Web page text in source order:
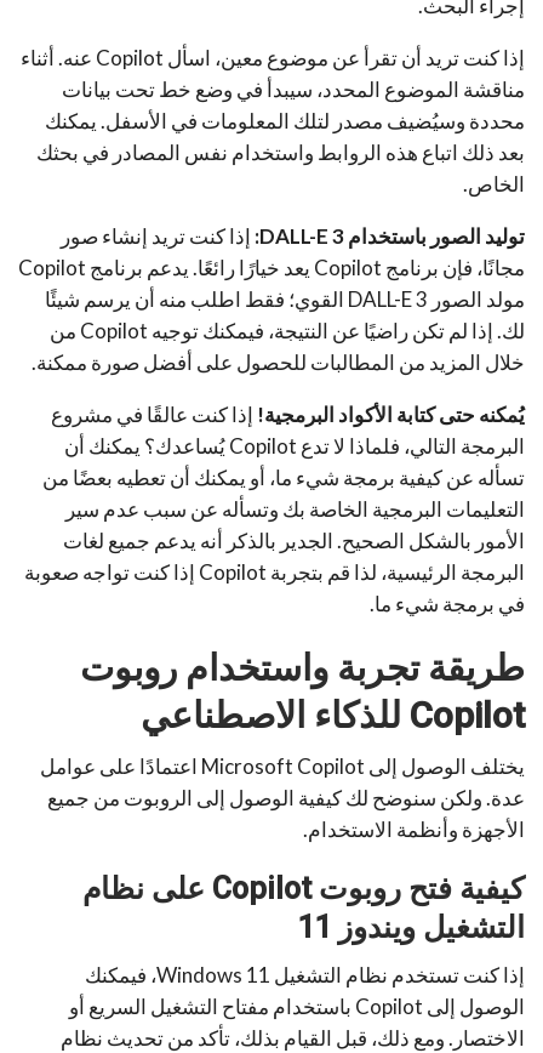
إجراء البحث.
إذا كنت تريد أن تقرأ عن موضوع معين، اسأل Copilot عنه. أثناء
مناقشة الموضوع المحدد، سيبدأ في وضع خط تحت بيانات
محددة وسيُضيف مصدر لتلك المعلومات في الأسفل. يمكنك
بعد ذلك اتباع هذه الروابط واستخدام نفس المصادر في بحثك
الخاص.
توليد الصور باستخدام DALL-E 3:
إذا كنت تريد إنشاء صور
مجانًا، فإن برنامج Copilot يعد خيارًا رائعًا. يدعم برنامج Copilot
مولد الصور DALL-E 3 القوي؛ فقط اطلب منه أن يرسم شيئًا
لك. إذا لم تكن راضيًا عن النتيجة، فيمكنك توجيه Copilot من
خلال المزيد من المطالبات للحصول على أفضل صورة ممكنة.
يُمكنه حتى كتابة الأكواد البرمجية! إذا كنت عالقًا في مشروع
البرمجة التالي، فلماذا لا تدع Copilot يُساعدك؟ يمكنك أن
تسأله عن كيفية برمجة شيء ما، أو يمكنك أن تعطيه بعضًا من
التعليمات البرمجية الخاصة بك وتسأله عن سبب عدم سير
الأمور بالشكل الصحيح. الجدير بالذكر أنه يدعم جميع لغات
البرمجة الرئيسية، لذا قم بتجربة Copilot إذا كنت تواجه صعوبة
في برمجة شيء ما.
طريقة تجربة واستخدام روبوت
Copilot للذكاء الاصطناعي
يختلف الوصول إلى Microsoft Copilot اعتمادًا على عوامل
عدة. ولكن سنوضح لك كيفية الوصول إلى الروبوت من جميع
الأجهزة وأنظمة الاستخدام.
كيفية فتح روبوت Copilot على نظام
التشغيل ويندوز 11
إذا كنت تستخدم نظام التشغيل Windows 11، فيمكنك
الوصول إلى Copilot باستخدام مفتاح التشغيل السريع أو
الاختصار. ومع ذلك، قبل القيام بذلك، تأكد من تحديث نظام